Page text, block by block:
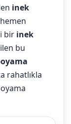
inek
hemen
bir inek
bu
rahatlıkla